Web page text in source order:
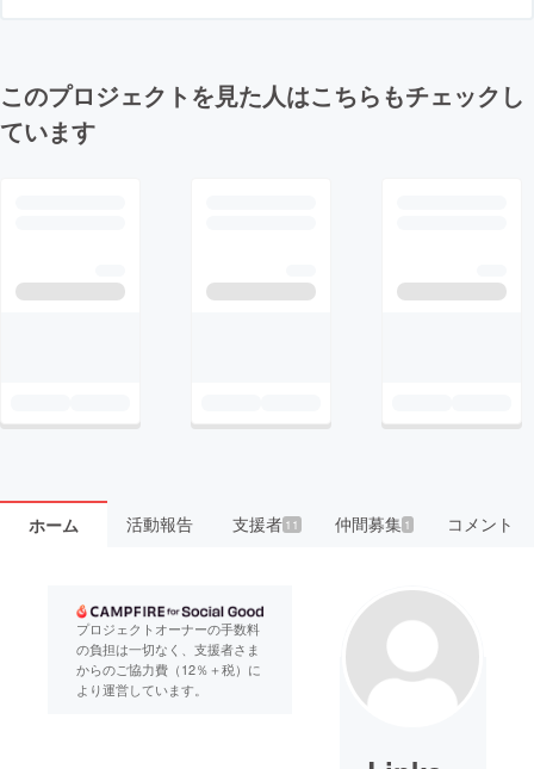
このプロジェクトを見た人はこちらもチェックし
ています
ホーム 活動報告 支援者 11 仲間募集 1 コメント
プロジェクトオーナーの手数料
の負担は一切なく、支援者さま
からのご協力費（12％＋税）に
より運営しています。